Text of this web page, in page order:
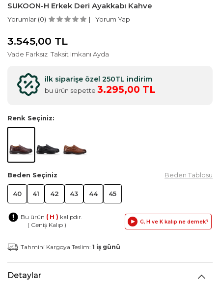
SUKOON-H Erkek Deri Ayakkabı Kahve
Yorumlar (0) Yorum Yap
3.545,00 TL
Vade Farksız Taksit Imkanı Ayda
ilk siparişe özel 250TL indirim
bu ürün sepette 3.295,00 TL
Renk Seçiniz:
Beden Seçiniz Beden Tablosu
40 41 42 43 44 45
Bu ürün ( H ) kalıpdır.
( Geniş Kalıp )
G, H ve K kalıp ne demek?
Tahmini Kargoya Teslim: 1 iş günü
Detaylar